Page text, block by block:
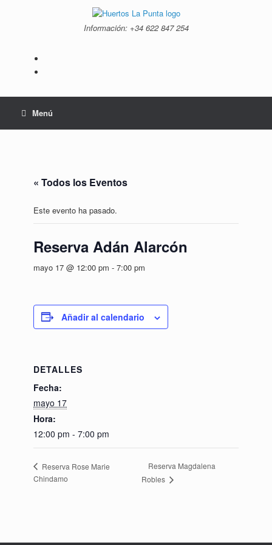
Información: +34 ‭622 847 254‬
Menú
« Todos los Eventos
Este evento ha pasado.
Reserva Adán Alarcón
mayo 17 @ 12:00 pm - 7:00 pm
Añadir al calendario
DETALLES
Fecha:
mayo 17
Hora:
12:00 pm - 7:00 pm
Reserva Rose Marie
Chindamo
Reserva Magdalena
Robles